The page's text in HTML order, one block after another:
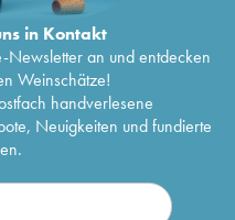
in Kontakt
an und entdecken
Weinschätze!
handverlesene
Neuigkeiten und fundierte